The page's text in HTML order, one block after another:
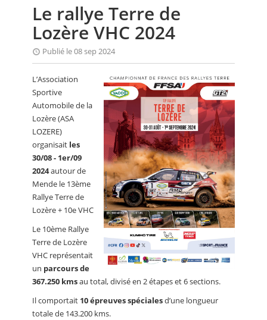
ANNUAIRES
PETITES ANNONCES
Le rallye Terre de
Lozère VHC 2024
Publié le 08 sep 2024
L’Association
Sportive
Automobile de la
Lozère (ASA
LOZERE)
organisait les
30/08 - 1er/09
2024autour de
Mende le 13ème
Rallye Terre de
Lozère + 10e VHC
Le 10ème Rallye
Terre de Lozère
VHC représentait
un parcours de
367.250 kmsau total, divisé en 2 étapes et 6 sections.
Il comportait 10 épreuves spécialesd’une longueur
totale de 143.200 kms.